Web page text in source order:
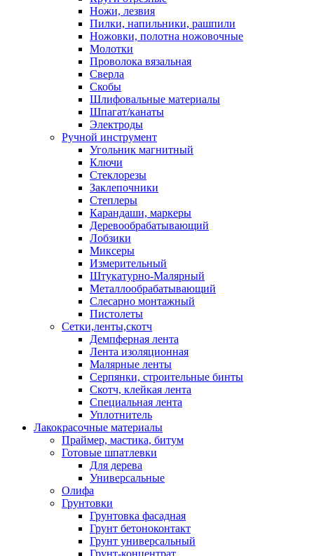
Ножи, лезвия
Пилки, напильники, рашпили
Ножовки, полотна ножовочные
Молотки
Проволока вязальная
Сверла
Скобы
Шлифовальные материалы
Шпагат/канаты
Электроды
Ручной инструмент
Угольник магнитный
Ключи
Стеклорезы
Заклепочники
Степлеры
Карандаши, маркеры
Деревообрабатывающий
Лобзики
Миксеры
Измерительный
Штукатурно-Малярный
Металлообрабатывающий
Слесарно монтажный
Пистолеты
Сетки,ленты,скотч
Демпферная лента
Лента изоляционная
Малярные ленты
Серпянки, строительные бинты
Скотч, клейкая лента
Специальная лента
Уплотнитель
Лакокрасочные материалы
Праймер, мастика, битум
Готовые шпатлевки
Для дерева
Универсальные
Олифа
Грунтовки
Грунтовка фасадная
Грунт бетоноконтакт
Грунт универсальный